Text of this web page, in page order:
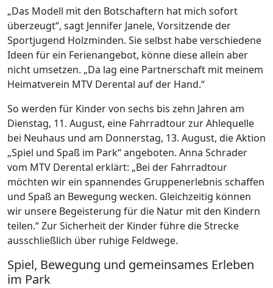
„Das Modell mit den Botschaftern hat mich sofort
überzeugt“, sagt Jennifer Janele, Vorsitzende der
Sportjugend Holzminden. Sie selbst habe verschiedene
Ideen für ein Ferienangebot, könne diese allein aber
nicht umsetzen. „Da lag eine Partnerschaft mit meinem
Heimatverein MTV Derental auf der Hand.“
So werden für Kinder von sechs bis zehn Jahren am
Dienstag, 11. August, eine Fahrradtour zur Ahlequelle
bei Neuhaus und am Donnerstag, 13. August, die Aktion
„Spiel und Spaß im Park“ angeboten. Anna Schrader
vom MTV Derental erklärt: „Bei der Fahrradtour
möchten wir ein spannendes Gruppenerlebnis schaffen
und Spaß an Bewegung wecken. Gleichzeitig können
wir unsere Begeisterung für die Natur mit den Kindern
teilen.“ Zur Sicherheit der Kinder führe die Strecke
ausschließlich über ruhige Feldwege.
Spiel, Bewegung und gemeinsames Erleben
im Park